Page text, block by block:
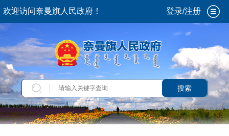
欢迎访问奈曼旗人民政府！ 登录/注册
搜索